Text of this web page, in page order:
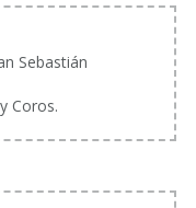
Sebastián
Coros.